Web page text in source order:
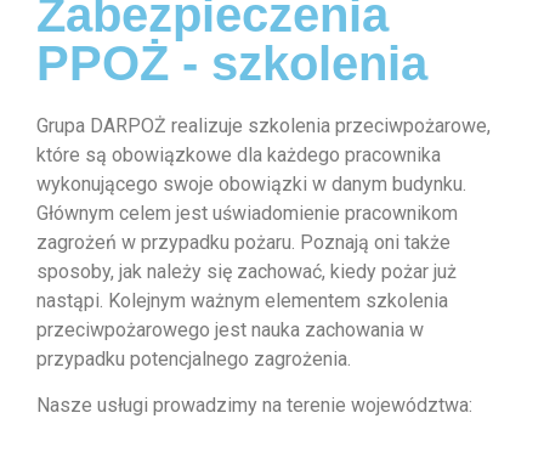
Zabezpieczenia
PPOŻ - szkolenia
Grupa DARPOŻ realizuje szkolenia przeciwpożarowe,
które są obowiązkowe dla każdego pracownika
wykonującego swoje obowiązki w danym budynku.
Głównym celem jest uświadomienie pracownikom
zagrożeń w przypadku pożaru. Poznają oni także
sposoby, jak należy się zachować, kiedy pożar już
nastąpi. Kolejnym ważnym elementem szkolenia
przeciwpożarowego jest nauka zachowania w
przypadku potencjalnego zagrożenia.
Nasze usługi prowadzimy na terenie województwa: